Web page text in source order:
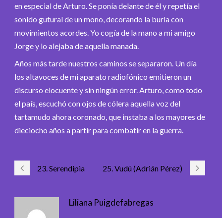
en especial de Arturo. Se ponía delante de él y repetía el
sonido gutural de un mono, decorando la burla con
movimientos acordes. Yo cogía de la mano a mi amigo
Jorge y lo alejaba de aquella manada.
Años más tarde nuestros caminos se separaron. Un día
los altavoces de mi aparato radiofónico emitieron un
discurso elocuente y sin ningún error. Arturo, como todo
el país, escuchó con ojos de cólera aquella voz del
tartamudo ahora coronado, que instaba a los mayores de
dieciocho años a partir para combatir en la guerra.
23. Serendipia 25. Vudú (Adrián Pérez)
Liliana Puigdefabregas